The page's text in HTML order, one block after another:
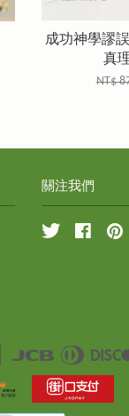
成功神學謬
真
NT$
關注我們
Twitter
American
JCB
Diners